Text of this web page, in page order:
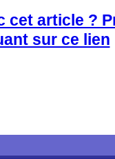
cet article ?
sur ce lien